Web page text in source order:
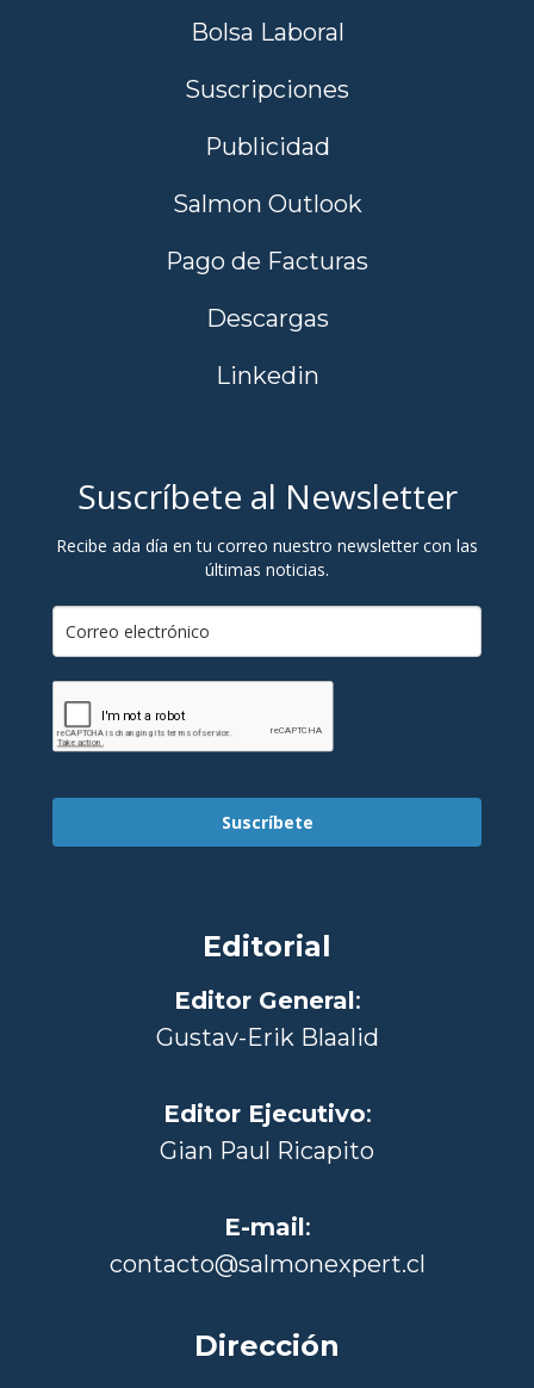
Bolsa Laboral
Suscripciones
Publicidad
Salmon Outlook
Pago de Facturas
Descargas
Linkedin
Suscríbete al Newsletter
Recibe ada día en tu correo nuestro newsletter con las
últimas noticias.
Suscríbete
Editorial
Editor General:
Gustav-Erik Blaalid
Editor Ejecutivo:
Gian Paul Ricapito
E-mail:
contacto@salmonexpert.cl
Dirección